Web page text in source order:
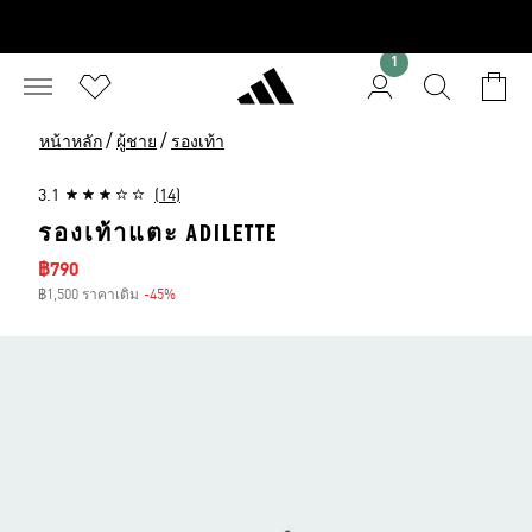
หน้าหลัก / ผู้ชาย / รองเท้า
3.1 (14)
รองเท้าแตะ ADILETTE
ราคาลด
฿790
฿1,500 ราคาเดิม -45%